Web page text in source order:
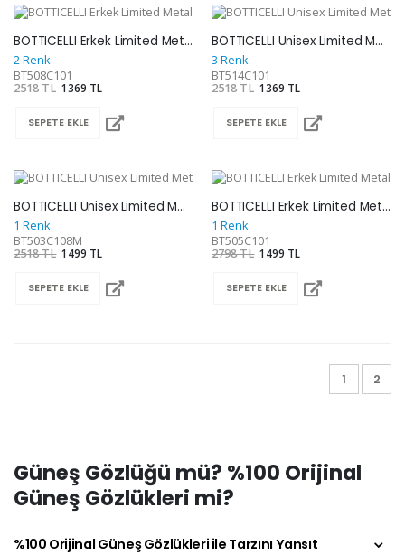
BOTTICELLI Erkek Limited Metal Güneş Gözlüğü BT508C101
2 Renk
BT508C101
2518 TL 1369 TL
SEPETE EKLE
BOTTICELLI Unisex Limited Metal Güneş Gözlüğü BT514C101
3 Renk
BT514C101
2518 TL 1369 TL
SEPETE EKLE
BOTTICELLI Unisex Limited Metal Güneş Gözlüğü BT503C108M
1 Renk
BT503C108M
2518 TL 1499 TL
SEPETE EKLE
BOTTICELLI Erkek Limited Metal Güneş Gözlüğü BT505C101
1 Renk
BT505C101
2798 TL 1499 TL
SEPETE EKLE
1 2
Güneş Gözlüğü mü? %100 Orijinal
Güneş Gözlükleri mi?
%100 Orijinal Güneş Gözlükleri ile Tarzını Yansıt